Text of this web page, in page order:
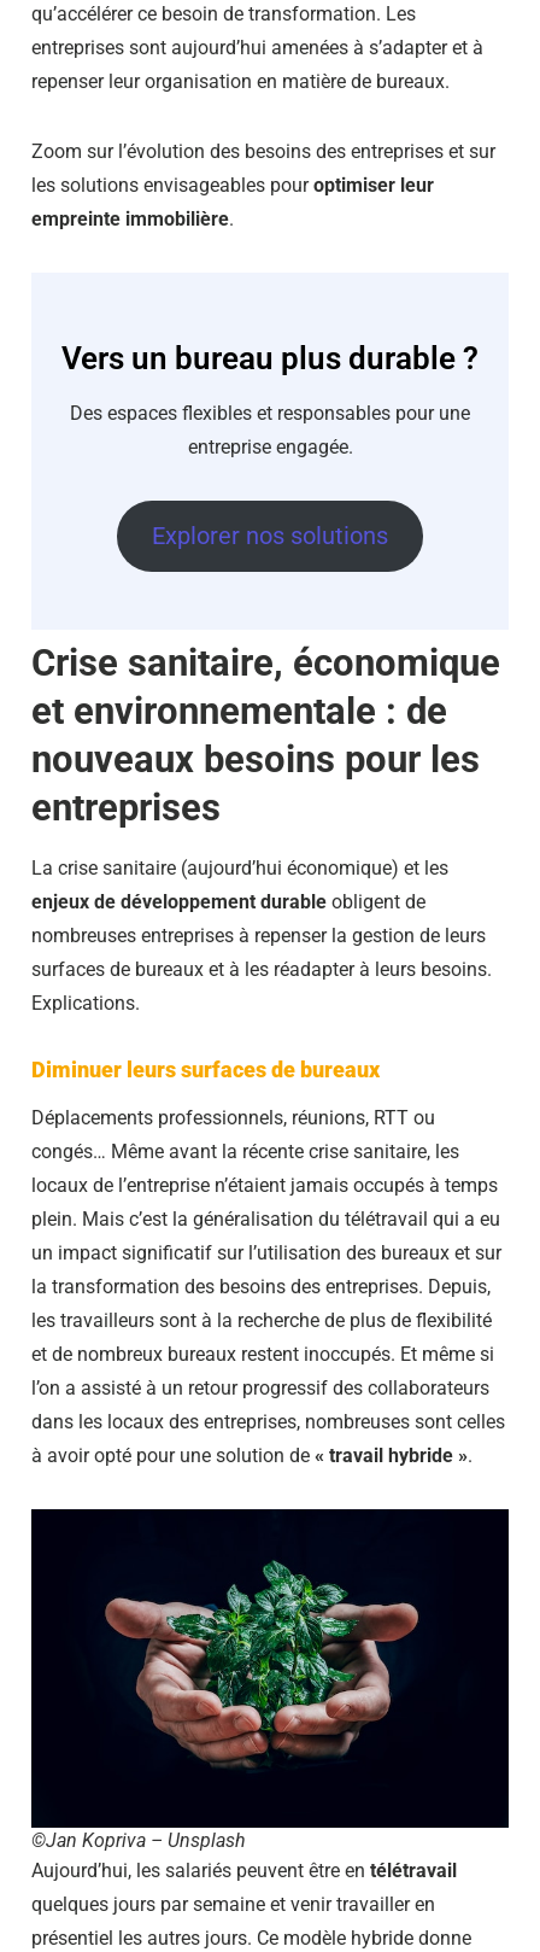
qu’accélérer ce besoin de transformation. Les
entreprises sont aujourd’hui amenées à s’adapter et à
repenser leur organisation en matière de bureaux.
Zoom sur l’évolution des besoins des entreprises et sur
les solutions envisageables pouroptimiser leur
empreinte immobilière.
Vers un bureau plus durable ?
Des espaces flexibles et responsables pour une
entreprise engagée.
Explorer nos solutions
Crise sanitaire, économique
et environnementale : de
nouveaux besoins pour les
entreprises
La crise sanitaire (aujourd’hui économique) et les
enjeux de développement durable obligent de
nombreuses entreprises à repenser la gestion de leurs
surfaces de bureaux et à les réadapter à leurs besoins.
Explications.
Diminuer leurs surfaces de bureaux
Déplacements professionnels, réunions, RTT ou
congés… Même avant la récente crise sanitaire, les
locaux de l’entreprise n’étaient jamais occupés à temps
plein. Mais c’est la généralisation du télétravail qui a eu
un impact significatif sur l’utilisation des bureaux et sur
la transformation des besoins des entreprises. Depuis,
les travailleurs sont à la recherche de plus de flexibilité
et de nombreux bureaux restent inoccupés. Et même si
l’on a assisté à un retour progressif des collaborateurs
dans les locaux des entreprises, nombreuses sont celles
à avoir opté pour une solution de « travail hybride ».
©Jan Kopriva – Unsplash
Aujourd’hui, les salariés peuvent être en télétravail
quelques jours par semaine et venir travailler en
présentiel les autres jours. Ce modèle hybride donne